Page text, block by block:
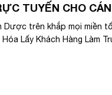
TUYẾN CHO
Dược trên khắp mọi miền
Lấy Khách Hàng Làm